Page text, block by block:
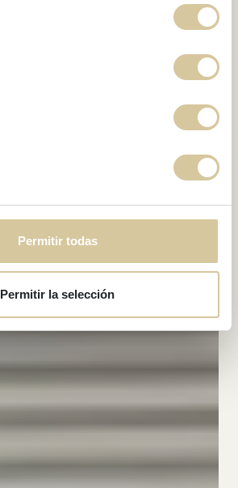
Permitir todas
Permitir la selección